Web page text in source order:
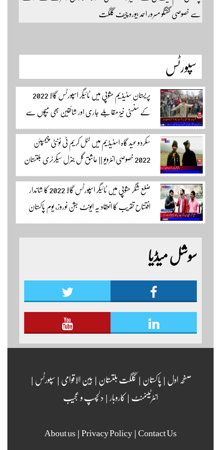
سے خصوصی گفتگو مسرور احمد بیورو چیف گلگت
سپورٹس
پریستان سٹیڈیم حشوپی میں ٹائیگر اسپورٹس گالا 2022
کے سنسنی خیز مقابلے جاری اور شائقین بھی میچوں سے
لطف اندوز ہو رہے ہیں۔ سجاد حسین نمائندہ شگر مکمل
وڈیوز دیکھنے لئے لئے لنک پر کلک کریں۔
سکردو عید گاہ اسٹیڈیم میں لٹل کریم ٹی ٹونٹی چیمپئن
2022 خصوصی انٹرویو || عاشق گل جنرل سیکرٹری بلتستان
کرکٹ ایسوسیشن کیمرہ مین یاور کمال کے ساتھ الطاف احمد
اسپورٹس ایڈیٹر سکردو مزید اپڈیٹس کے لئے ہمارے
یوٹیوب چینل لنک پر یہاں کلک کریں
ضلع شگر حشوپی میں ٹائیگر اسپورٹس گالا 2022 کا شاندار
افتتاح تقریب کا انعقاد یہ ایونٹ جشن نوروز، یوم پاکستان
اور جشن بہاراں کی مناسبت سے ٹائیگر اسپورٹس کلب
کے زیر اہتمام منعقدہ کیا جا رہا ہے۔ سجاد حسین نمائندہ شگر
مزید اپڈیٹس دیکھنے کے لئے ہمارے یوٹیوب چینل لنکسوشل میڈیا
صفحہ اول|پاکستان|گلگت بلتستان|بین الاقوامی|سپورٹس|
انٹرٹینمنٹ|کاروبار|دلچسپ و عجیب
About us|Privacy Policy|Contact Us